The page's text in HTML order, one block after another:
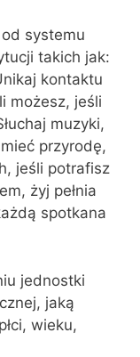
systemu
takich jak:
kontaktu
możesz, jeśli
muzyki,
przyrodę,
jeśli potrafisz
żyj pełnia
spotkana
jednostki
jaką
wieku,